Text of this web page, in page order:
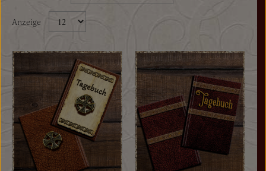
Anzeige